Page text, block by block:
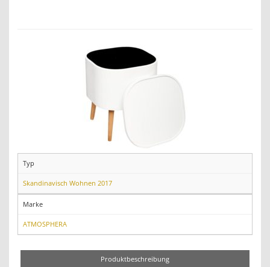
Typ
Skandinavisch Wohnen 2017
Marke
ATMOSPHERA
Produktbeschreibung